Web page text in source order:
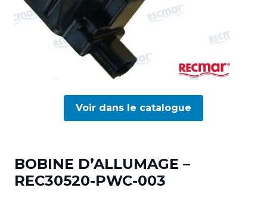
Voir dans le catalogue
BOBINE D’ALLUMAGE –
REC30520-PWC-003